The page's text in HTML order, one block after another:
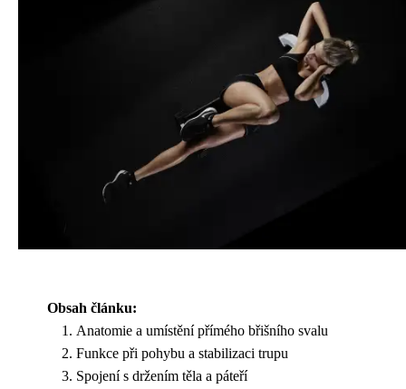
Obsah článku:
Anatomie a umístění přímého břišního svalu
Funkce při pohybu a stabilizaci trupu
Spojení s držením těla a páteří